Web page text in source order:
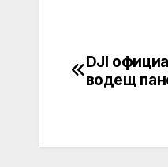
Post
DJI
водещ